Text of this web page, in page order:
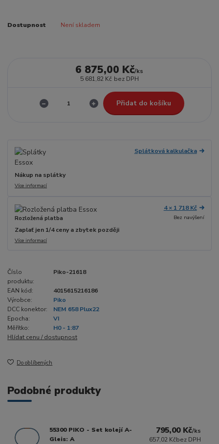
Dostupnost Není skladem
6 875,00 Kč/ks
5 681,82 Kč bez DPH
Přidat do košíku
Splátková kalkulačka
Nákup na splátky
Více informací
Rozložená platba
4 × 1 718 Kč
Bez navýšení
Zaplať jen 1/4 ceny a zbytek později
Více informací
Číslo
produktu:
Piko-21618
EAN kód:
4015615216186
Výrobce:
Piko
DCC konektor:
NEM 658 Plux22
Epocha:
VI
Měřítko:
H0 - 1:87
Hlídat cenu / dostupnost
Do oblíbených
Podobné produkty
55300 PIKO - Set kolejí A-
Gleis: A
795,00 Kč/ks
657,02 Kčbez DPH